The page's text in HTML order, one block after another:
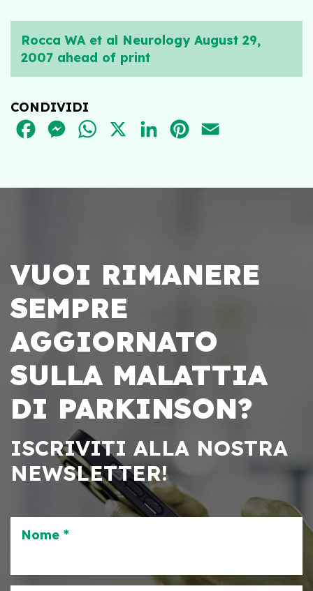
Rocca WA et al Neurology August 29,
2007 ahead of print
CONDIVIDI
FACEBOOKMESSENGER
WHATSAPPLINKEDINPINTEREST
VUOI RIMANERE
SEMPRE
AGGIORNATO
SULLA MALATTIA
DI PARKINSON?
ISCRIVITI ALLA NOSTRA
NEWSLETTER!
Nome *